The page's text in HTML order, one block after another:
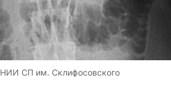
НИИ СП им. Склифосовского